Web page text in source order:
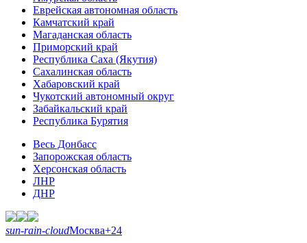
Еврейская автономная область
Камчатский край
Магаданская область
Приморский край
Республика Саха (Якутия)
Сахалинская область
Хабаровский край
Чукотский автономный округ
Забайкальский край
Республика Бурятия
Весь Донбасс
Запорожская область
Херсонская область
ЛНР
ДНР
sun-rain-cloudМосква+24